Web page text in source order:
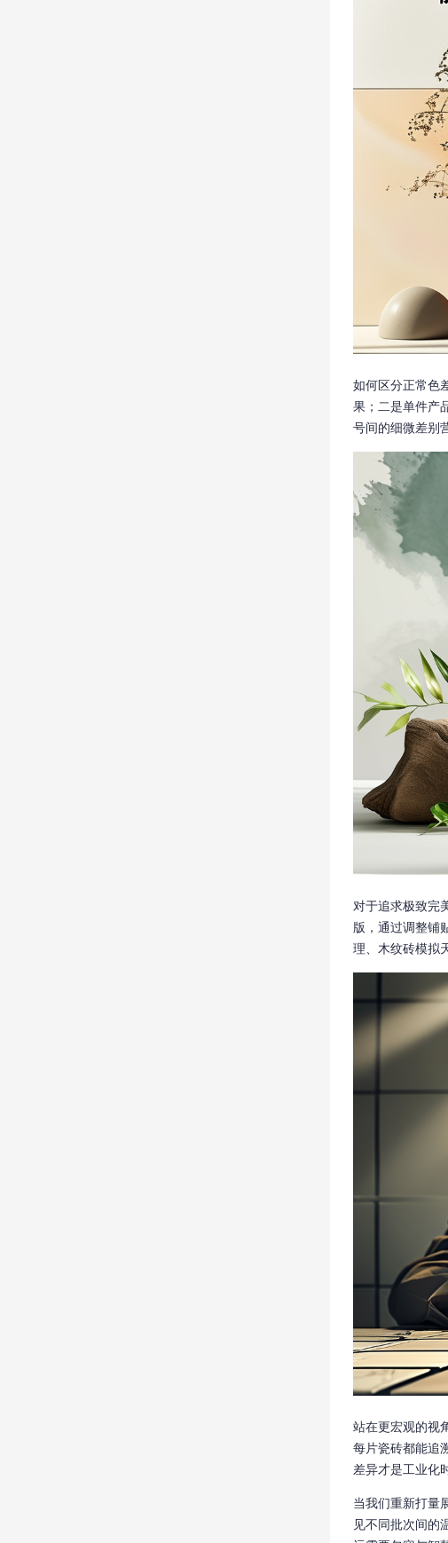
如何区分正常色
果；二是单件产
号间的细微差别
对于追求极致完
版，通过调整铺
理、木纹砖模拟
站在更宏观的视
每片瓷砖都能追
差异才是工业化
当我们重新打量
见不同批次间的